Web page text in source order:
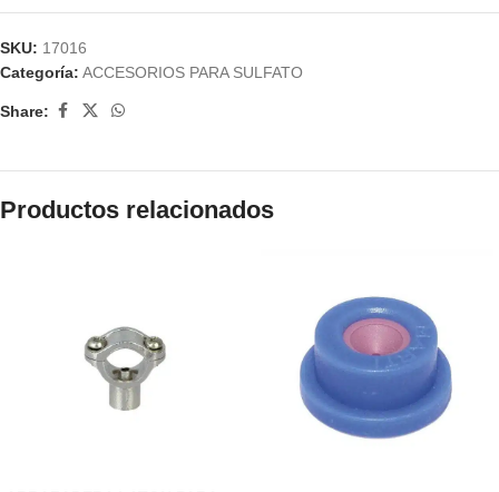
SKU: 17016
Categoría: ACCESORIOS PARA SULFATO
Share:
Productos relacionados